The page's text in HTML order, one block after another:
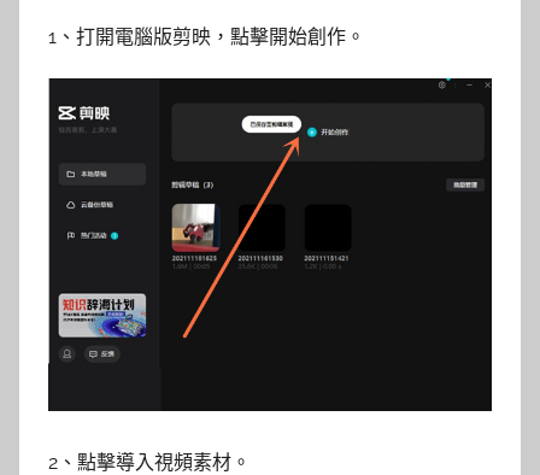
1、打開電腦版剪映，點擊開始創作。
2、點擊導入視頻素材。